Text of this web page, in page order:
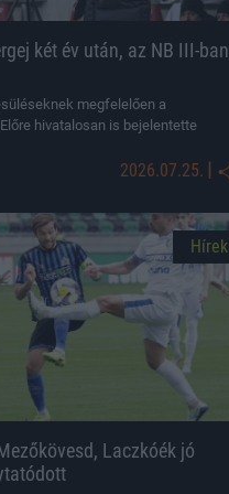
két év után, az NB III-ban
megfelelően a
hivatalosan is bejelentette
2026.07.25. |
Hírek
Laczkóék jó